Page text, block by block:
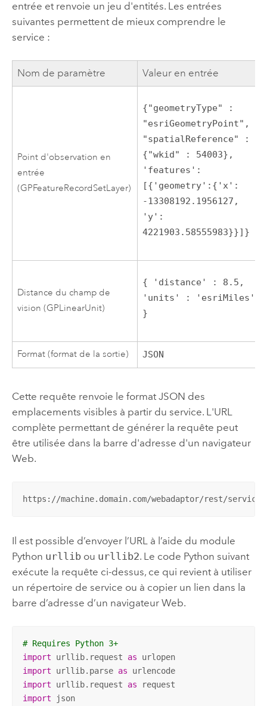
entrée et renvoie un jeu d'entités. Les entrées
suivantes permettent de mieux comprendre le
service :
Nom de paramètre Valeur en entrée
Point d'observation en
entrée
(GPFeatureRecordSetLayer)
{"geometryType" :
"esriGeometryPoint",
"spatialReference" :
{"wkid" : 54003},
'features':
[{'geometry':{'x':
-13308192.1956127,
'y':
4221903.58555983}}]}
Distance du champ de
vision (GPLinearUnit)
{ 'distance' : 8.5,
'units' : 'esriMiles'
}
Format (format de la sortie) JSON
Cette requête renvoie le format JSON des
emplacements visibles à partir du service. L'URL
complète permettant de générer la requête peut
être utilisée dans la barre d'adresse d'un navigateur
Web.
https://machine.domain.com/webadaptor/rest/services/
Il est possible d’envoyer l’URL à l’aide du module
Python urllibou urllib2. Le code Python suivant
exécute la requête ci-dessus, ce qui revient à utiliser
un répertoire de service ou à copier un lien dans la
barre d’adresse d’un navigateur Web.
# Requires Python 3+
import urllib.request as
urlopen
import urllib.parse as
urlencode
import urllib.request as
import json